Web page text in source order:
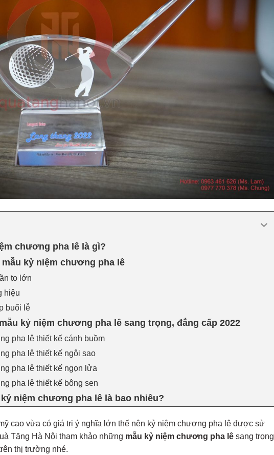
chương pha lê là gì?
kỷ niệm chương pha lê
to lớn
hiệu
buổi lễ
kỷ niệm chương pha lê sang trọng, đẳng cấp 2022
pha lê thiết kế cánh buồm
pha lê thiết kế ngôi sao
pha lê thiết kế ngọn lửa
pha lê thiết kế bông sen
niệm chương pha lê là bao nhiêu?
cao vừa có giá trị ý nghĩa lớn thế nên kỷ niệm chương pha lê được sử
Tặng Hà Nội tham khảo những mẫu kỷ niệm chương pha lê sang trọng
thị trường nhé.